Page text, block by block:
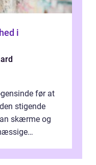
i
før at
stigende
skærme og